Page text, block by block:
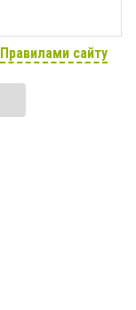
Правилами сайту